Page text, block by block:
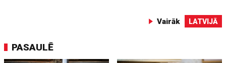
Vairāk LATVIJĀ
PASAULĒ